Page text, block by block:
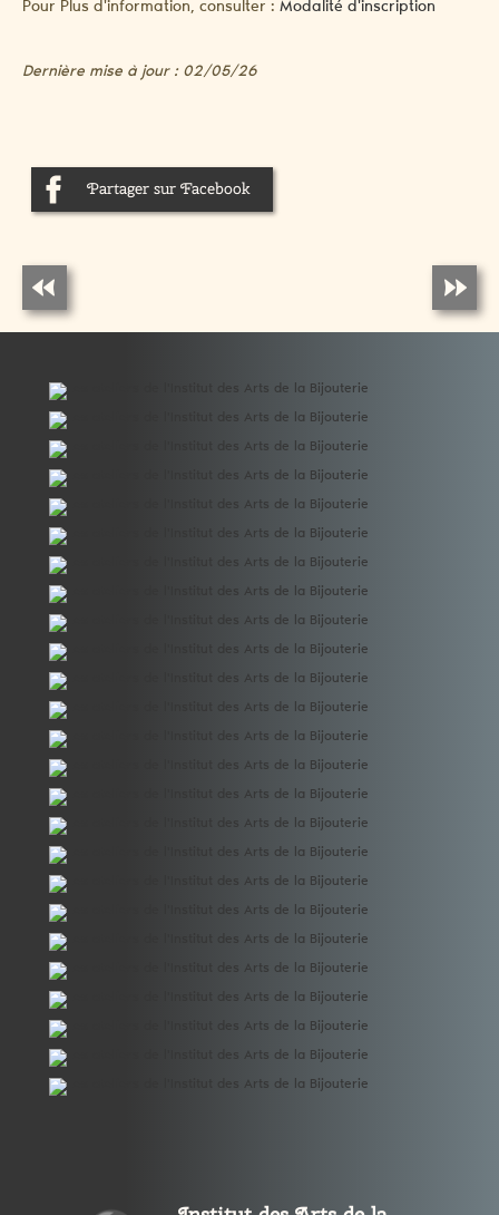
Pour Plus d'information, consulter : Modalité d'inscription
Dernière mise à jour : 02/05/26
Partager sur Facebook